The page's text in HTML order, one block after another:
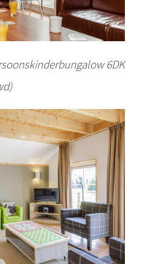
6DK